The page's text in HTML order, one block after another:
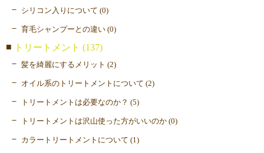
シリコン入りについて (0)
育毛シャンプーとの違い (0)
トリートメント (137)
髪を綺麗にするメリット (2)
オイル系のトリートメントについて (2)
トリートメントは必要なのか？ (5)
トリートメントは沢山使った方がいいのか (0)
カラートリートメントについて (1)